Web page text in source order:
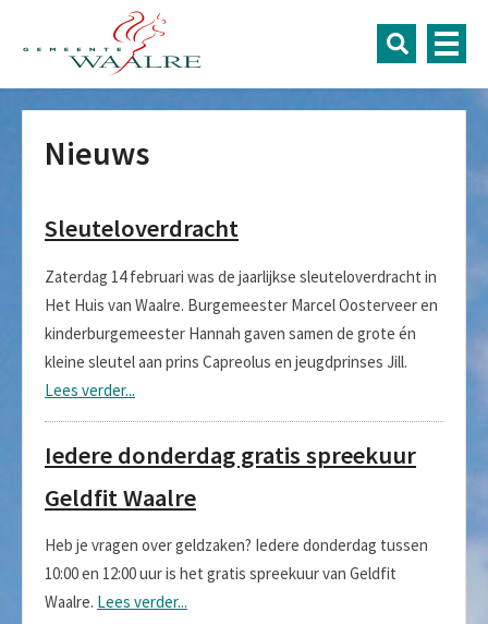
Nieuws
Sleuteloverdracht
Zaterdag 14 februari was de jaarlijkse sleuteloverdracht in
Het Huis van Waalre. Burgemeester Marcel Oosterveer en
kinderburgemeester Hannah gaven samen de grote én
kleine sleutel aan prins Capreolus en jeugdprinses Jill.
Lees verder...
Iedere donderdag gratis spreekuur
Geldfit Waalre
Heb je vragen over geldzaken? Iedere donderdag tussen
10:00 en 12:00 uur is het gratis spreekuur van Geldfit
Waalre. Lees verder...